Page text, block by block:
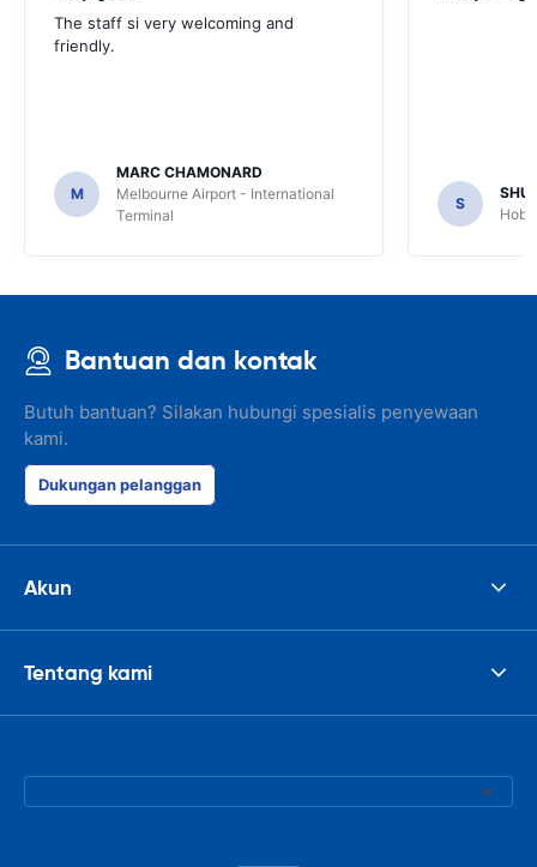
The staff si very welcoming and
friendly.
M
MARC CHAMONARD
Melbourne Airport - International
Terminal
S
Bantuan dan kontak
Butuh bantuan? Silakan hubungi spesialis penyewaan
kami.
Dukungan pelanggan
Akun
Tentang kami